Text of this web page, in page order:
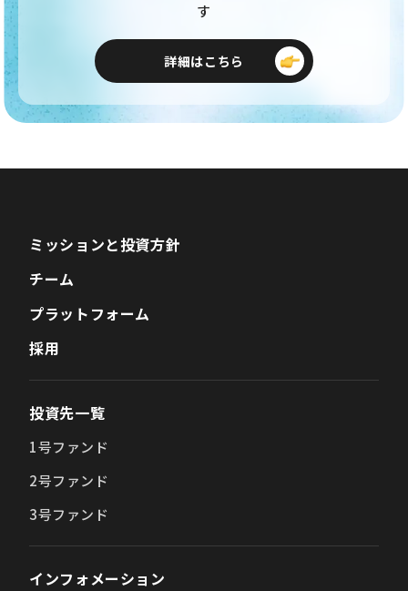
す
詳細はこちら
ミッションと投資方針
チーム
プラットフォーム
採用
投資先一覧
1号ファンド
2号ファンド
3号ファンド
インフォメーション